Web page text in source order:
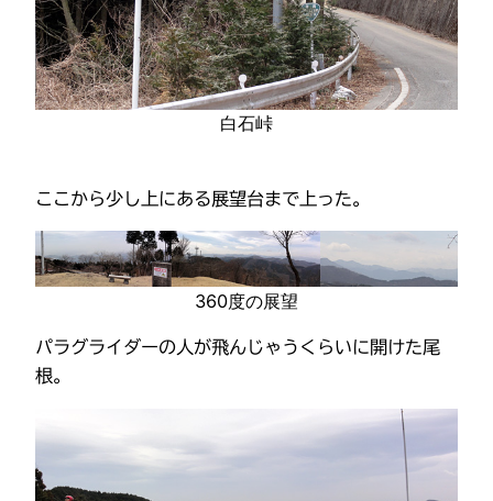
白石峠
ここから少し上にある展望台まで上った。
360度の展望
パラグライダーの人が飛んじゃうくらいに開けた尾
根。